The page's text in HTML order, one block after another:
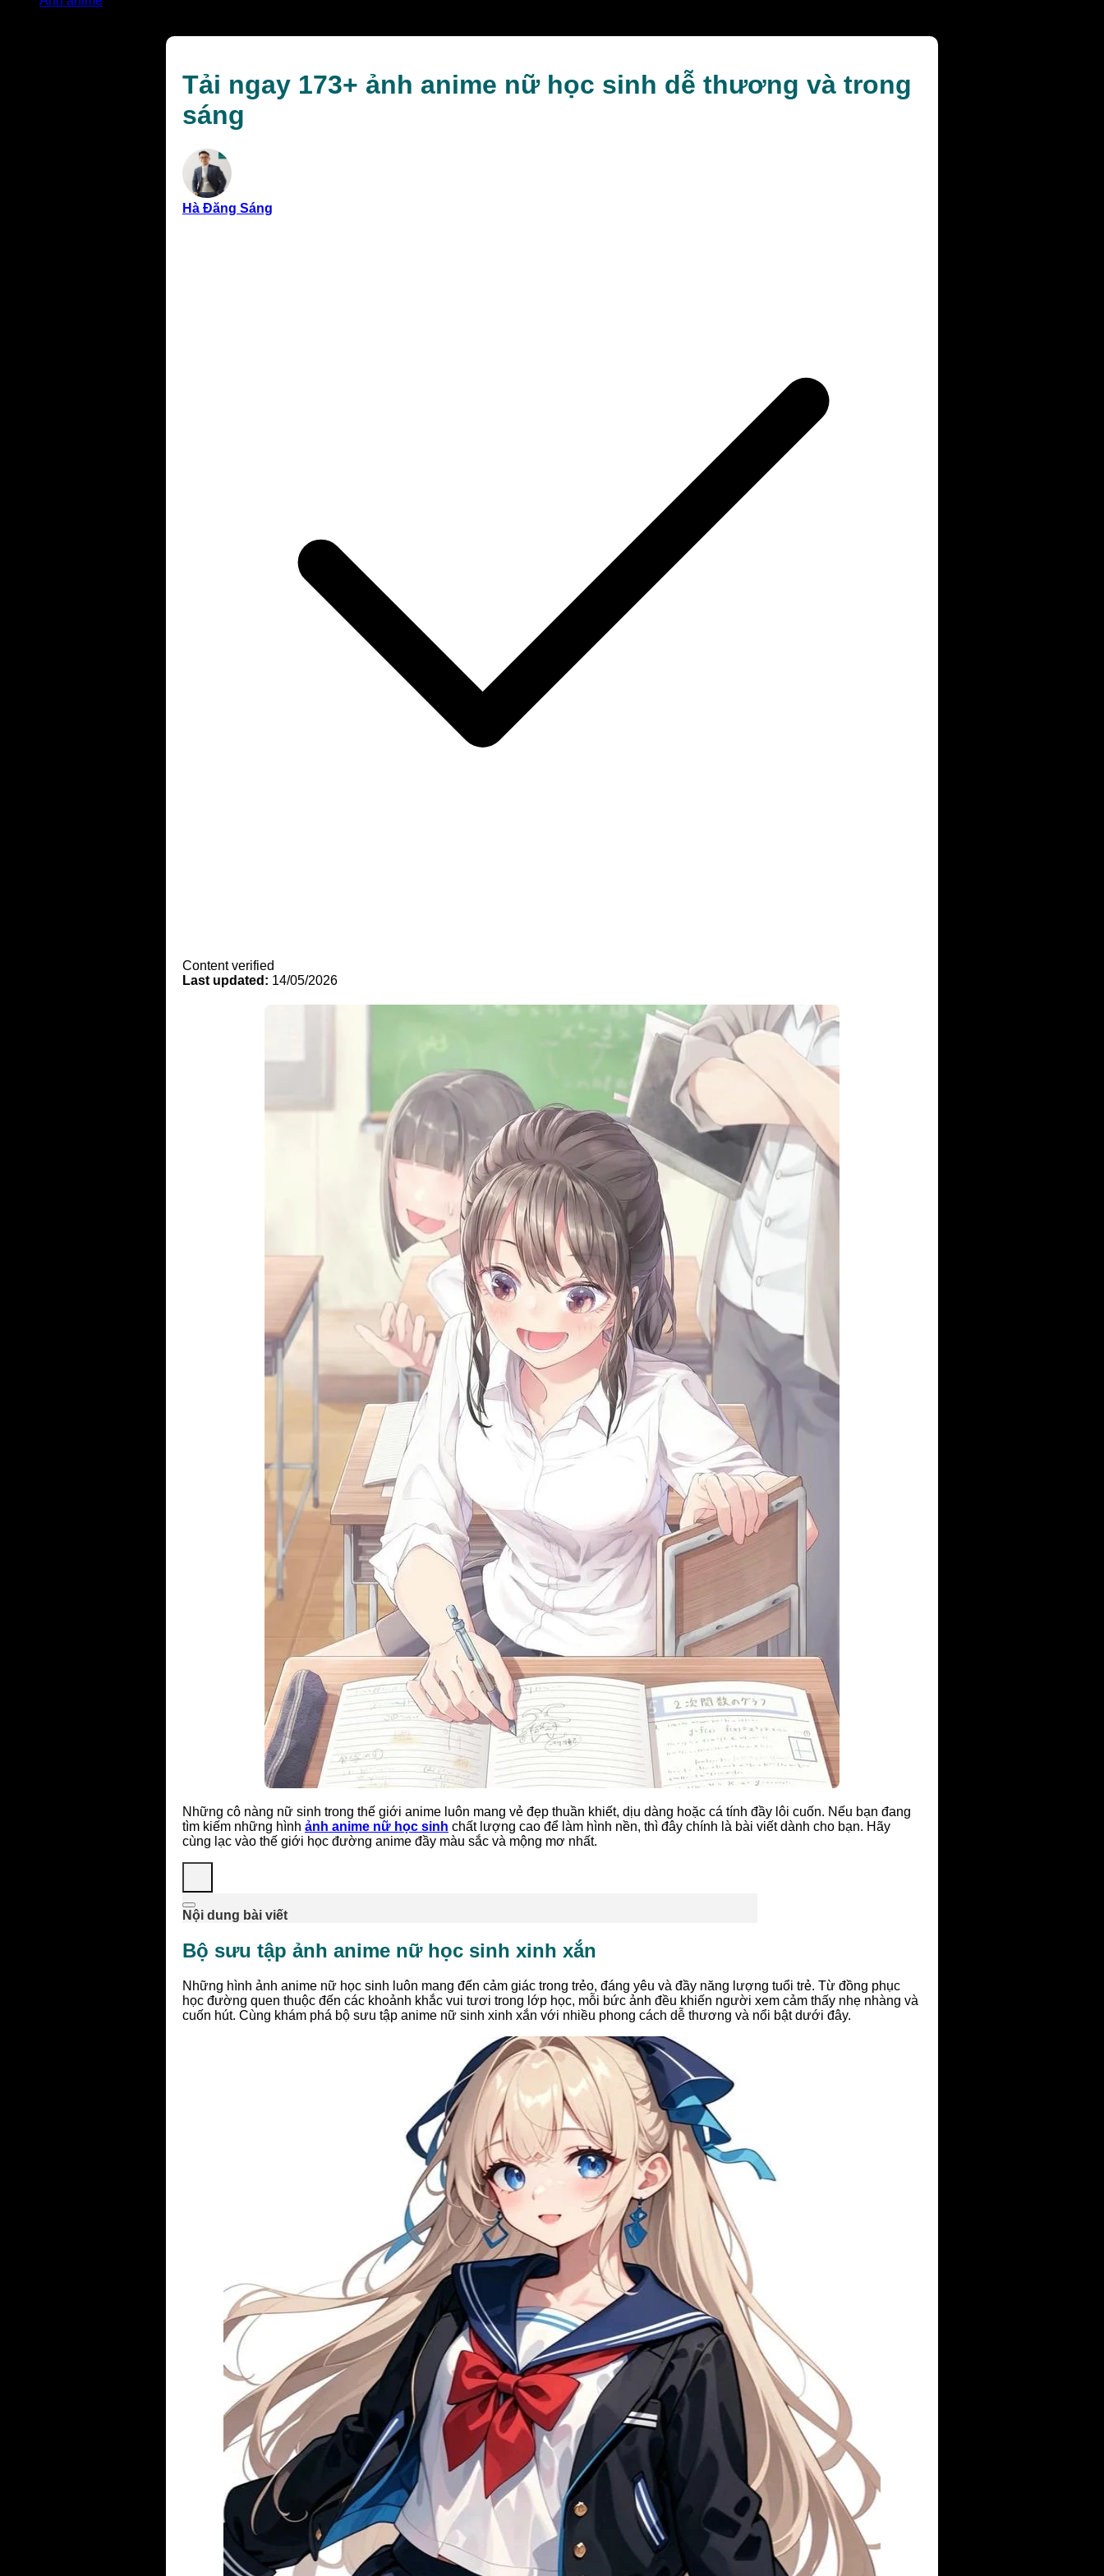
Tải ngay 173+ ảnh anime nữ học sinh dễ thương và trong
sáng
Hà Đăng Sáng
Content verified
Last updated: 14/05/2026
Những cô nàng nữ sinh trong thế giới anime luôn mang vẻ đẹp thuần khiết, dịu dàng hoặc cá tính đầy lôi cuốn. Nếu bạn đang
tìm kiếm những hình ảnh anime nữ học sinh chất lượng cao để làm hình nền, thì đây chính là bài viết dành cho bạn. Hãy
cùng lạc vào thế giới học đường anime đầy màu sắc và mộng mơ nhất.
Nội dung bài viết
Bộ sưu tập ảnh anime nữ học sinh xinh xắn
Những hình ảnh anime nữ học sinh luôn mang đến cảm giác trong trẻo, đáng yêu và đầy năng lượng tuổi trẻ. Từ đồng phục
học đường quen thuộc đến các khoảnh khắc vui tươi trong lớp học, mỗi bức ảnh đều khiến người xem cảm thấy nhẹ nhàng và
cuốn hút. Cùng khám phá bộ sưu tập anime nữ sinh xinh xắn với nhiều phong cách dễ thương và nổi bật dưới đây.